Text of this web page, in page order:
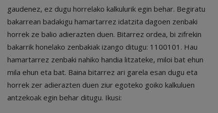
gaudenez, ez dugu horrelako kalkulurik egin behar. Begiratu
bakarrean badakigu hamartarrez idatzita dagoen zenbaki
horrek ze balio adierazten duen. Bitarrez ordea, bi zifrekin
bakarrik honelako zenbakiak izango ditugu: 1100101. Hau
hamartarrez zenbaki nahiko handia litzateke, miloi bat ehun
mila ehun eta bat. Baina bitarrez ari garela esan dugu eta
horrek zer adierazten duen ziur egoteko goiko kalkuluen
antzekoak egin behar ditugu. Ikusi: